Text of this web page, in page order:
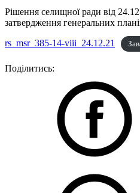
Рішення селищної ради від
затвердження генеральних
rs_msr_385-14-viii_24.12.21
Поділитись: